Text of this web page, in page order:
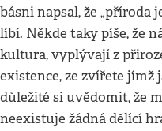
básni napsal, že „příroda
líbí. Někde taky píše, že
kultura, vyplývají z
existence, ze zvířete jímž
důležité si uvědomit, že
neexistuje žádná dělící